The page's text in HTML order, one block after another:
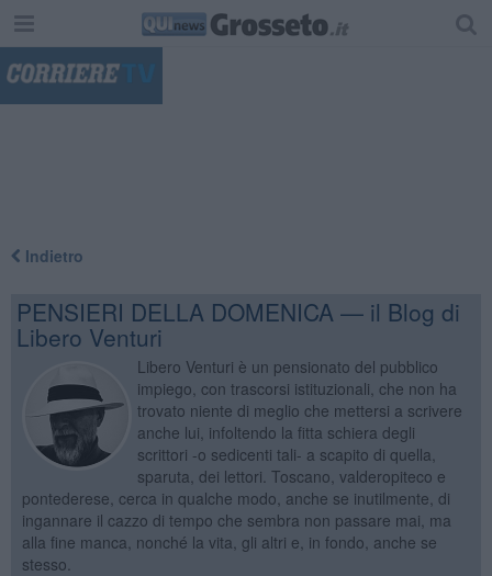
Indietro
PENSIERI DELLA DOMENICA — il Blog di
Libero Venturi
Libero Venturi è un pensionato del pubblico
impiego, con trascorsi istituzionali, che non ha
trovato niente di meglio che mettersi a scrivere
anche lui, infoltendo la fitta schiera degli
scrittori -o sedicenti tali- a scapito di quella,
sparuta, dei lettori. Toscano, valderopiteco e
pontederese, cerca in qualche modo, anche se inutilmente, di
ingannare il cazzo di tempo che sembra non passare mai, ma
alla fine manca, nonché la vita, gli altri e, in fondo, anche se
stesso.